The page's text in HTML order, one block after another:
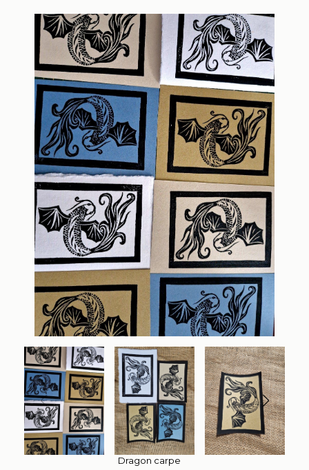
Dragon carpe